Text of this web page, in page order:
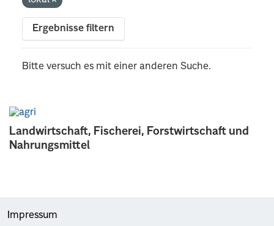
Landwirtschaft, Fischerei, Forstwirtschaft und
Nahrungsmittel
Ergebnisse filtern
Bitte versuch es mit einer anderen Suche.
Impressum